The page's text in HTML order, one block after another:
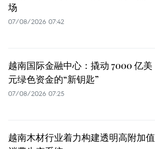
场
07/08/2026 07:42
越南国际金融中心：撬动 7000 亿美
元绿色资金的“新钥匙”
07/08/2026 07:25
越南木材行业着力构建透明高附加值